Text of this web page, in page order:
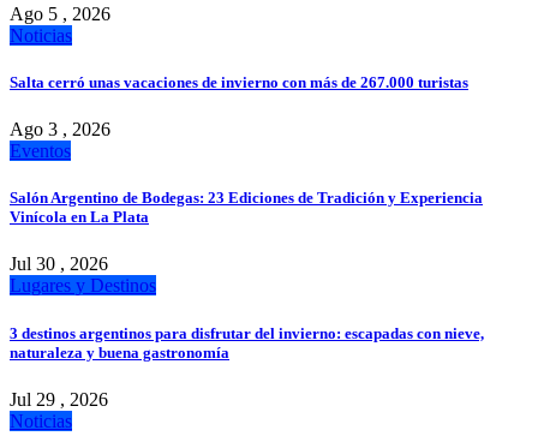
Ago 5 , 2026
Noticias
Salta cerró unas vacaciones de invierno con más de 267.000 turistas
Ago 3 , 2026
Eventos
Salón Argentino de Bodegas: 23 Ediciones de Tradición y Experiencia
Vinícola en La Plata
Jul 30 , 2026
Lugares y Destinos
3 destinos argentinos para disfrutar del invierno: escapadas con nieve,
naturaleza y buena gastronomía
Jul 29 , 2026
Noticias